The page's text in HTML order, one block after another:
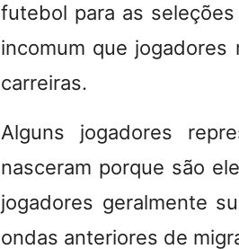
futebol para as
incomum que
carreiras.
Alguns jogadores
nasceram porque são
jogadores geralmente
ondas anteriores de